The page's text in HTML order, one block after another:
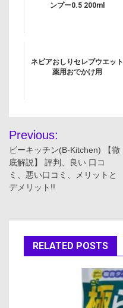
ンプー0.5 200ml
ネピアおしりセレブウエット
薬用おでかけ用
投
稿
ナ
ー
Previous:
ビーキッチン(B-Kitchen) 【徹
底解説】 評判、良い 口コ
ミ、悪い口コミ、メリットと
デメリット!!
RELATED POSTS